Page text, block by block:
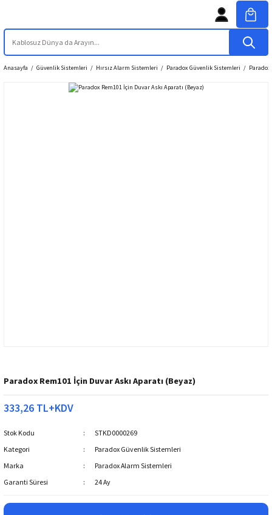
Anasayfa Güvenlik Sistemleri Hırsız Alarm Sistemleri Paradox Güvenlik Sistemleri Paradox
Paradox Rem101 İçin Duvar Askı Aparatı (Beyaz)
333,26 TL+KDV
Stok Kodu
STKD0000269
Kategori
Paradox Güvenlik Sistemleri
Marka
Paradox Alarm Sistemleri
Garanti Süresi
24 Ay